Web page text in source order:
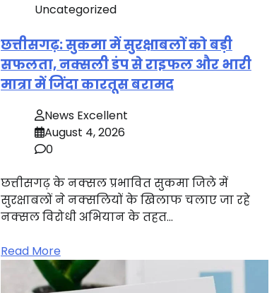
Uncategorized
छत्तीसगढ़: सुकमा में सुरक्षाबलों को बड़ी
सफलता, नक्सली डंप से राइफल और भारी
मात्रा में जिंदा कारतूस बरामद
News Excellent
August 4, 2026
0
छत्तीसगढ़ के नक्सल प्रभावित सुकमा जिले में
सुरक्षाबलों ने नक्सलियों के खिलाफ चलाए जा रहे
नक्सल विरोधी अभियान के तहत…
Read More